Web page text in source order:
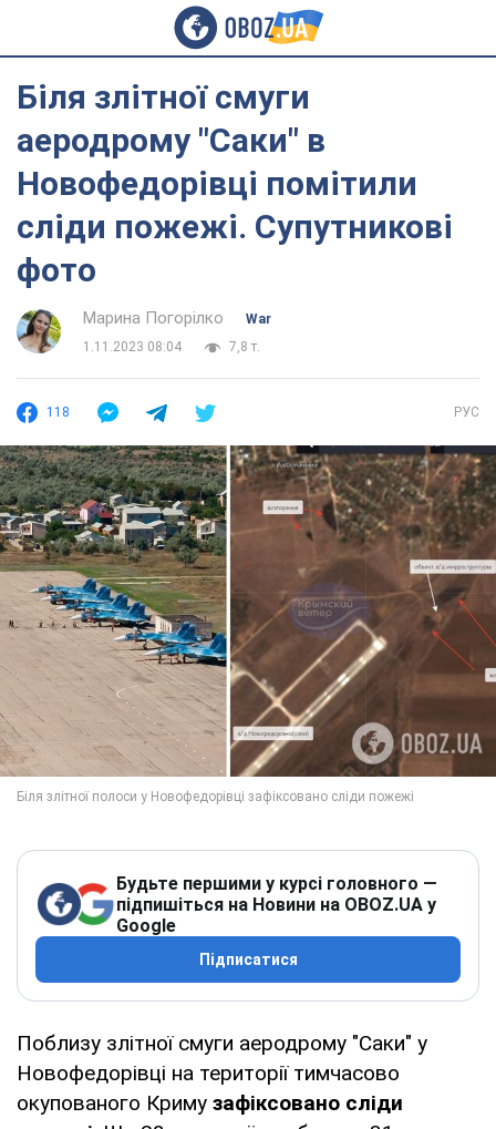
Біля злітної смуги
аеродрому "Саки" в
Новофедорівці помітили
сліди пожежі. Супутникові
фото
Марина Погорілко
War
1.11.2023 08:04
7,8 т.
118 РУС
Будьте першими у курсі головного —
підпишіться на Новини на OBOZ.UA у
Google
Підписатися
Поблизу злітної смуги аеродрому "Саки" у
Новофедорівці на території тимчасово
окупованого Криму зафіксовано сліди